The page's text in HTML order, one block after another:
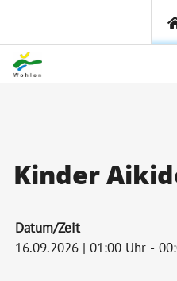
Politik &
Themen &
Kinder
Datum/Zeit
16.09.2026 | 01:00 Uhr -